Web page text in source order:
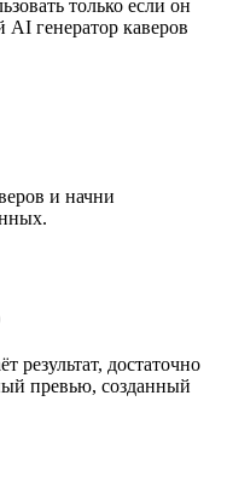
только если он
AI генератор каверов
и начни
результат, достаточно
превью, созданный